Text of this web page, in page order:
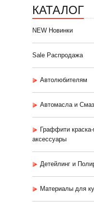
КАТАЛОГ
NEW Новинки
Sale Распродажа
Автолюбителям
Автомасла и
Граффити
аксессуары
Детейлинг и
Материалы для